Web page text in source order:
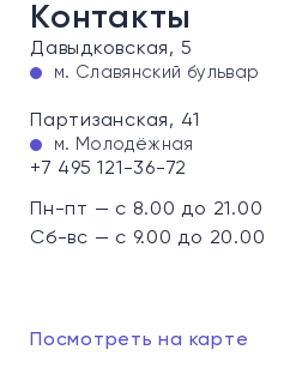
Контакты
Давыдковская, 5
м. Славянский бульвар
Партизанская, 41
м. Молодёжная
+7 495 121-36-72
Пн-пт — с 8.00 до 21.00
Сб-вс — с 9.00 до 20.00
Посмотреть на карте